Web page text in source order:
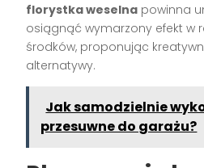
florystka weselna powinna
osiągnąć wymarzony efekt w
środków, proponując
alternatywy.
Jak samodzielnie
przesuwne do garażu?